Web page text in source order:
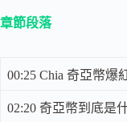
章節段落
00:25 Chia 奇亞幣爆
02:20 奇亞幣到底是